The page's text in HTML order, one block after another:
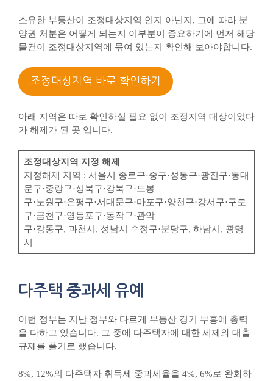
소유한 부동산이 조정대상지역 인지 아닌지, 그에 따라 분
양권 처분은 어떻게 되는지 이부분이 중요하기에 먼저 해당
물건이 조정대상지역에 묶여 있는지 확인해 보아야합니다.
조정대상지역 바로 확인하기
아래 지역은 따로 확인하실 필요 없이 조정지역 대상이었다
가 해제가 된 곳 입니다.
조정대상지역 지정 해제
지정해제 지역 : 서울시 종로구·중구·성동구·광진구·동대
문구·중랑구·성북구·강북구·도봉
구·노원구·은평구·서대문구·마포구·양천구·강서구·구로
구·금천구·영등포구·동작구·관악
구·강동구, 과천시, 성남시 수정구·분당구, 하남시, 광명
시
다주택 중과세 유예
이번 정부는 지난 정부와 다르게 부동산 경기 부흥에 총력
을 다하고 있습니다. 그 중에 다주택자에 대한 세제와 대출
규제를 풀기로 했습니다.
8%, 12%의 다주택자 취득세 중과세율을 4%, 6%로 완화하